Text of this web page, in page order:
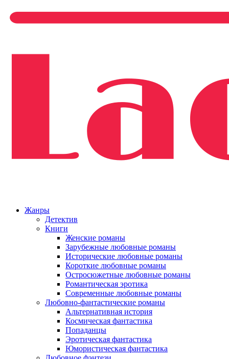
Жанры
Детектив
Книги
Женские романы
Зарубежные любовные романы
Исторические любовные романы
Короткие любовные романы
Остросюжетные любовные романы
Романтическая эротика
Современные любовные романы
Любовно-фантастические романы
Альтернативная история
Космическая фантастика
Попаданцы
Эротическая фантастика
Юмористическая фантастика